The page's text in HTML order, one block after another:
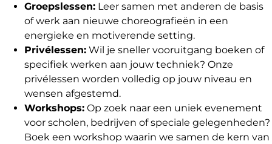
Groepslessen: Leer samen met anderen de basis
of werk aan nieuwe choreografieën in een
energieke en motiverende setting.
Privélessen: Wil je sneller vooruitgang boeken of
specifiek werken aan jouw techniek? Onze
privélessen worden volledig op jouw niveau en
wensen afgestemd.
Workshops: Op zoek naar een uniek evenement
voor scholen, bedrijven of speciale gelegenheden?
Boek een workshop waarin we samen de kern van